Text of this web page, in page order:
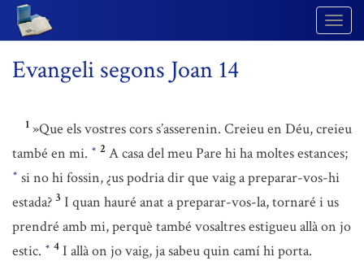
Evangeli segons Joan 14
1 »Que els vostres cors s’asserenin. Creieu en Déu, creieu
també en mi. * 2 A casa del meu Pare hi ha moltes estances;
* si no hi fossin, ¿us podria dir que vaig a preparar-vos-hi
estada? 3 I quan hauré anat a preparar-vos-la, tornaré i us
prendré amb mi, perquè també vosaltres estigueu allà on jo
estic. * 4 I allà on jo vaig, ja sabeu quin camí hi porta.